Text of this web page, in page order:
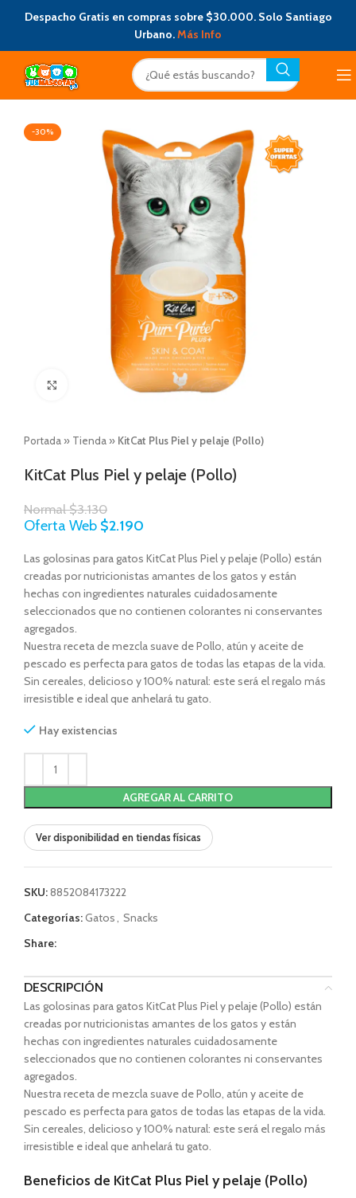
Despacho Gratis en compras sobre $30.000. Solo Santiago
Urbano.Más Info
-30%
Click to enlarge
Portada » Tienda » KitCat Plus Piel y pelaje (Pollo)
KitCat Plus Piel y pelaje (Pollo)
Normal$3.130
Oferta Web $2.190
Las golosinas para gatos KitCat Plus Piel y pelaje (Pollo) están
creadas por nutricionistas amantes de los gatos y están
hechas con ingredientes naturales cuidadosamente
seleccionados que no contienen colorantes ni conservantes
agregados.
Nuestra receta de mezcla suave de Pollo, atún y aceite de
pescado es perfecta para gatos de todas las etapas de la vida.
Sin cereales, delicioso y 100% natural: este será el regalo más
irresistible e ideal que anhelará tu gato.
Hay existencias
AGREGAR AL CARRITO
Ver disponibilidad en tiendas físicas
SKU:8852084173222
Categorías:Gatos, Snacks
Share:
DESCRIPCIÓN
Las golosinas para gatos KitCat Plus Piel y pelaje (Pollo) están
creadas por nutricionistas amantes de los gatos y están
hechas con ingredientes naturales cuidadosamente
seleccionados que no contienen colorantes ni conservantes
agregados.
Nuestra receta de mezcla suave de Pollo, atún y aceite de
pescado es perfecta para gatos de todas las etapas de la vida.
Sin cereales, delicioso y 100% natural: este será el regalo más
irresistible e ideal que anhelará tu gato.
Beneficios de KitCat Plus Piel y pelaje (Pollo)